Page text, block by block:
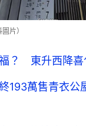
片）
？ 東升西降喜
193萬售青衣